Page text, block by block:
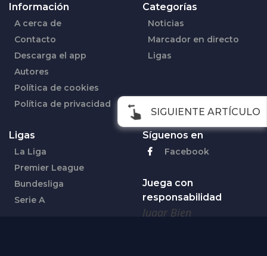
SIGUIENTE ARTÍCULO
Información
A cerca de
Contacto
Descarga el app
Autores
Política de cookies
Política de privacidad
Categorías
Noticias
Marcador en directo
Ligas
Ligas
La Liga
Premier League
Bundesliga
Serie A
Síguenos en
Facebook
Juega con
responsabilidad
Jugar Bien